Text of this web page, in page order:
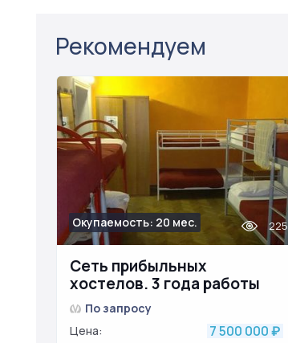
Рекомендуем
Сеть прибыльных
хостелов. 3 года работы
Окупаемость: 20 мес. 225
По запросу
Цена:
7 500 000 ₽